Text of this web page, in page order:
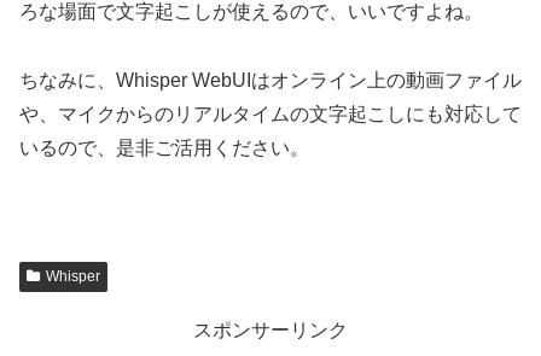
ろな場面で文字起こしが使えるので、いいですよね。
ちなみに、Whisper WebUIはオンライン上の動画ファイル
や、マイクからのリアルタイムの文字起こしにも対応して
いるので、是非ご活用ください。
Whisper
スポンサーリンク